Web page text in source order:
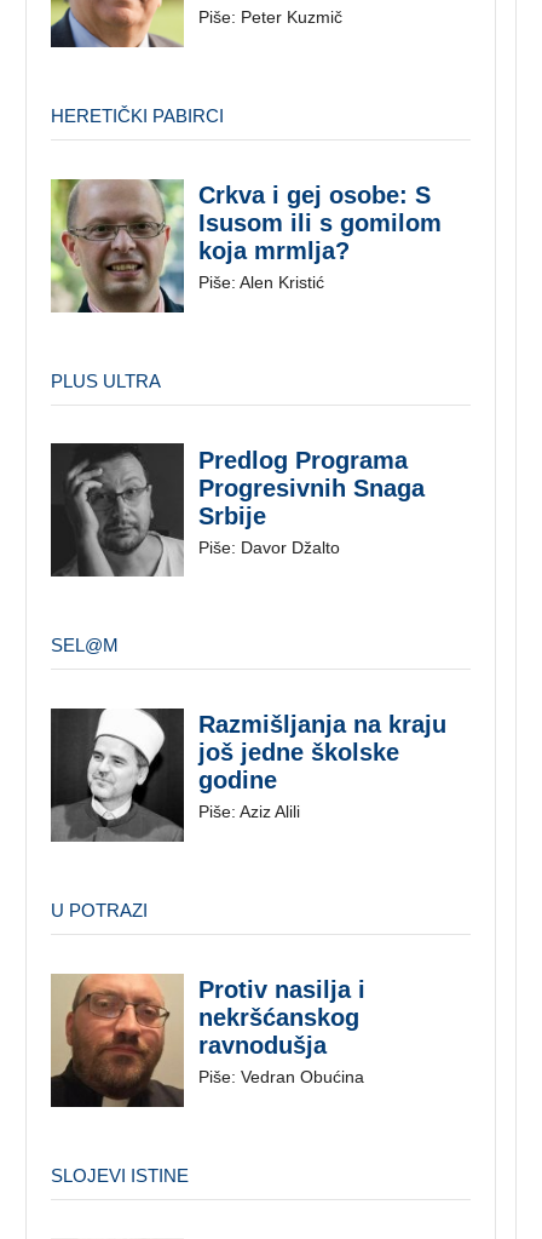
Piše: Peter Kuzmič
Crkva i gej osobe: S
Isusom ili s gomilom
koja mrmlja?
Piše: Alen Kristić
HERETIČKI PABIRCI
Predlog Programa
Progresivnih Snaga
Srbije
Piše: Davor Džalto
PLUS ULTRA
Razmišljanja na kraju
još jedne školske
godine
Piše: Aziz Alili
SEL@M
Protiv nasilja i
nekršćanskog
ravnodušja
Piše: Vedran Obućina
U POTRAZI
SLOJEVI ISTINE